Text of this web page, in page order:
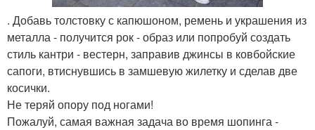
. Добавь толстовку с капюшоном, ремень и украшения из
металла - получится рок - образ или попробуй создать
стиль кантри - вестерн, заправив джинсы в ковбойские
сапоги, втиснувшись в замшевую жилетку и сделав две
косички.
Не теряй опору под ногами!
Пожалуй, самая важная задача во время шопинга -